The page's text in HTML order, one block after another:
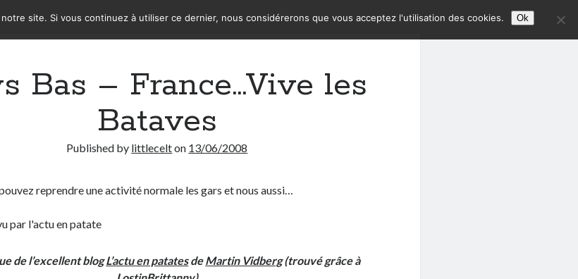
Bas – France…Vive les
Bataves
Published by littlecelton 13/06/2008
reprendre une activité normale les gars et nous aussi…
de l’excellent blogL’actu en patatesdeMartin Vidberg(trouvé grâce à
site. Si vous continuez à utiliser ce dernier, nous considérerons que vous acceptez l'utilisation des cookies. Ok